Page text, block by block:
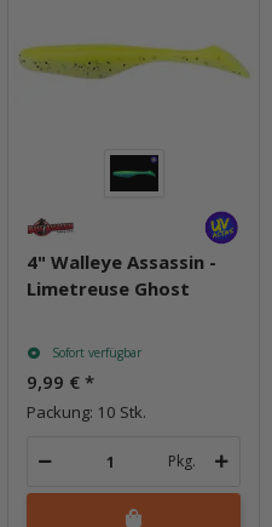
4" Walleye Assassin -
Limetreuse Ghost
Sofort verfügbar
9,99 € *
Packung: 10 Stk.
Pkg.